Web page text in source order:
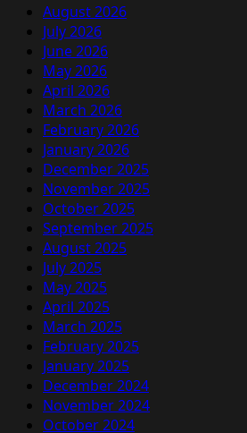
August 2026
July 2026
June 2026
May 2026
April 2026
March 2026
February 2026
January 2026
December 2025
November 2025
October 2025
September 2025
August 2025
July 2025
May 2025
April 2025
March 2025
February 2025
January 2025
December 2024
November 2024
October 2024